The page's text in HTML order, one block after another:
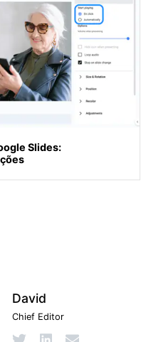
Slides:
David
Chief Editor